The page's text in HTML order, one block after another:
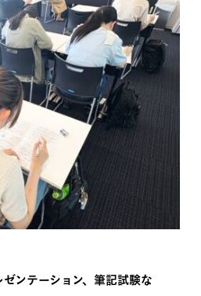
ンテーション、筆記試験な